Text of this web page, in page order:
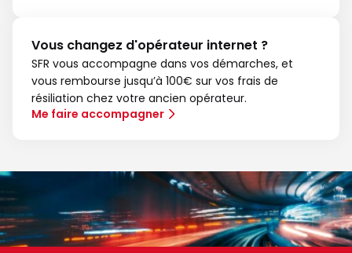
Vous changez d'opérateur internet ?
SFR vous accompagne dans vos démarches, et
vous rembourse jusqu’à 100€ sur vos frais de
résiliation chez votre ancien opérateur.
Me faire accompagner